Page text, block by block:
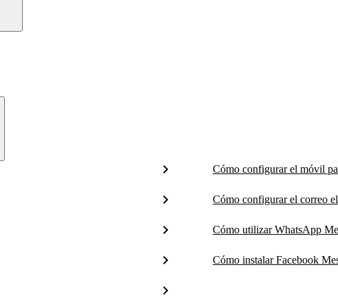
Cómo configurar el móvil
Cómo configurar el correo
Cómo utilizar WhatsApp
Cómo instalar Facebook